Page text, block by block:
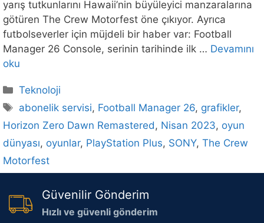
yarış tutkunlarını Hawaii’nin büyüleyici manzaralarına
götüren The Crew Motorfest öne çıkıyor. Ayrıca
futbolseverler için müjdeli bir haber var: Football
Manager 26 Console, serinin tarihinde ilk … Devamını
oku
Kategoriler
Teknoloji
Etiketler
abonelik servisi, Football Manager 26, grafikler,
Horizon Zero Dawn Remastered, Nisan 2023, oyun
dünyası, oyunlar, PlayStation Plus, SONY, The Crew
Motorfest
Güvenilir Gönderim
Hızlı ve güvenli gönderim